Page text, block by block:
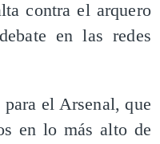
contra el arquero
en las redes
el Arsenal, que
en lo más alto de